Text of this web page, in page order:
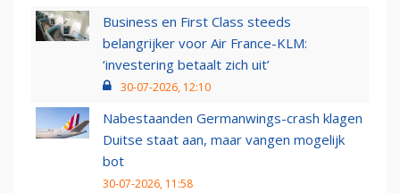
Business en First Class steeds
belangrijker voor Air France-KLM:
‘investering betaalt zich uit’
30-07-2026, 12:10
Nabestaanden Germanwings-crash klagen
Duitse staat aan, maar vangen mogelijk
bot
30-07-2026, 11:58